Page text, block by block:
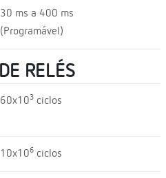
30 ms a 400 ms
(Programável)
RELÉS
60x103ciclos
10x106ciclos